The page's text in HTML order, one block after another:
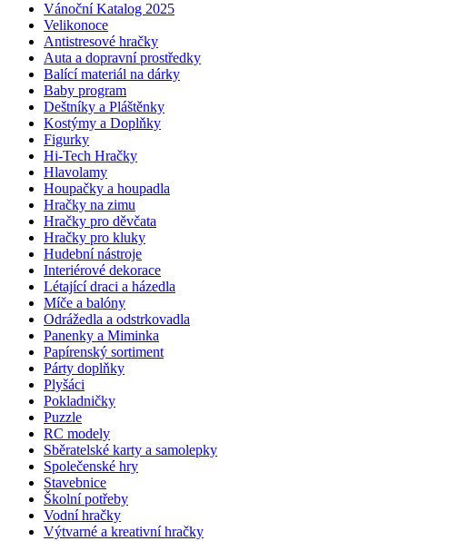
Vánoční Katalog 2025
Velikonoce
Antistresové hračky
Auta a dopravní prostředky
Balící materiál na dárky
Baby program
Deštníky a Pláštěnky
Kostýmy a Doplňky
Figurky
Hi-Tech Hračky
Hlavolamy
Houpačky a houpadla
Hračky na zimu
Hračky pro děvčata
Hračky pro kluky
Hudební nástroje
Interiérové dekorace
Létající draci a házedla
Míče a balóny
Odrážedla a odstrkovadla
Panenky a Miminka
Papírenský sortiment
Párty doplňky
Plyšáci
Pokladničky
Puzzle
RC modely
Sběratelské karty a samolepky
Společenské hry
Stavebnice
Školní potřeby
Vodní hračky
Výtvarné a kreativní hračky